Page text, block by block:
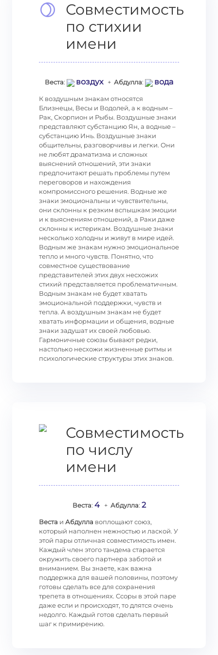
Совместимость
по стихии
имени
Веста: воздух+ Абдулла: вода
К воздушным знакам относятся
Близнецы, Весы и Водолей, а к водным –
Рак, Скорпион и Рыбы. Воздушные знаки
представляют субстанцию Ян, а водные –
субстанцию Инь. Воздушные знаки
общительны, разговорчивы и легки. Они
не любят драматизма и сложных
выяснений отношений, эти знаки
предпочитают решать проблемы путем
переговоров и нахождения
компромиссного решения. Водные же
знаки эмоциональны и чувствительны,
они склонны к резким вспышкам эмоции
и к выяснениям отношений, а Раки даже
склонны к истерикам. Воздушные знаки
несколько холодны и живут в мире идей.
Водным же знакам нужно эмоциональное
тепло и много чувств. Понятно, что
совместное существование
представителей этих двух несхожих
стихий представляется проблематичным.
Водным знакам не будет хватать
эмоциональной поддержки, чувств и
тепла. А воздушным знакам не будет
хватать информации и общения, водные
знаки задушат их своей любовью.
Гармоничные союзы бывают редки,
настолько несхожи жизненные ритмы и
психологические структуры этих знаков.
Совместимость
по числу
имени
Веста: 4+ Абдулла: 2
Веста и Абдулла воплощают союз,
который наполнен нежностью и лаской. У
этой пары отличная совместимость имен.
Каждый член этого тандема старается
окружить своего партнера заботой и
вниманием. Вы знаете, как важна
поддержка для вашей половины, поэтому
готовы сделать все для сохранения
трепета в отношениях. Ссоры в этой паре
даже если и происходят, то длятся очень
недолго. Каждый готов сделать первый
шаг к примирению.